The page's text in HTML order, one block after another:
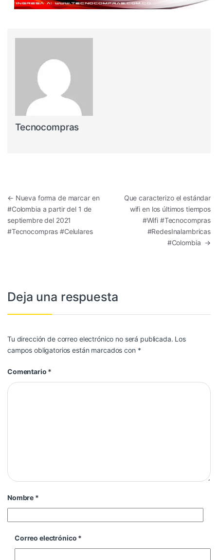
Tecnocompras
Navegación de entradas
← Nueva forma de marcar en
#Colombia a partir del 1 de
septiembre del 2021
#Tecnocompras #Celulares
Que caracterizo el estándar
wifi en los últimos tiempos
#Wifi #Tecnocompras
#RedesInalambricas
#Colombia →
Deja una respuesta
Tu dirección de correo electrónico no será publicada. Los
campos obligatorios están marcados con *
Comentario *
Nombre *
Correo electrónico *